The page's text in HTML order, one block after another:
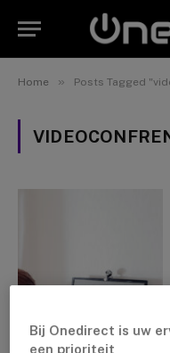
Home » Posts Tagged
Bij Onedirect is uw
een prioriteit